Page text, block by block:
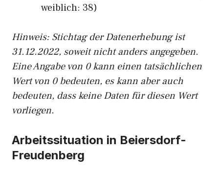
weiblich: 38)
Hinweis: Stichtag der Datenerhebung ist
31.12.2022, soweit nicht anders angegeben.
Eine Angabe von 0 kann einen tatsächlichen
Wert von 0 bedeuten, es kann aber auch
bedeuten, dass keine Daten für diesen Wert
vorliegen.
Arbeitssituation in Beiersdorf-
Freudenberg